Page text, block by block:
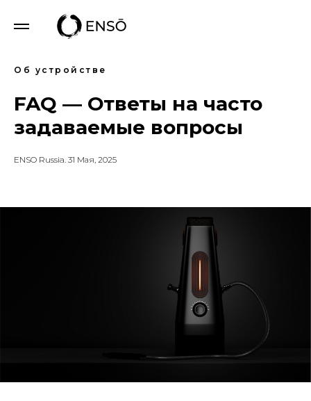
Об устройстве
FAQ — Ответы на часто
задаваемые вопросы
ENSO Russia. 31 Мая, 2025